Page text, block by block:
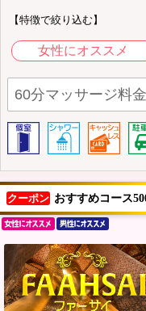
【特徴で絞り込む】
女性にオススメ
クーポン おすすめコース